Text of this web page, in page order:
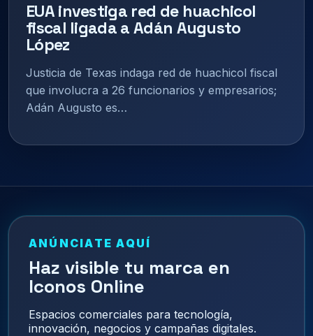
EUA investiga red de huachicol
fiscal ligada a Adán Augusto
López
Justicia de Texas indaga red de huachicol fiscal
que involucra a 26 funcionarios y empresarios;
Adán Augusto es…
ANÚNCIATE AQUÍ
Haz visible tu marca en
Iconos Online
Espacios comerciales para tecnología,
innovación, negocios y campañas digitales.